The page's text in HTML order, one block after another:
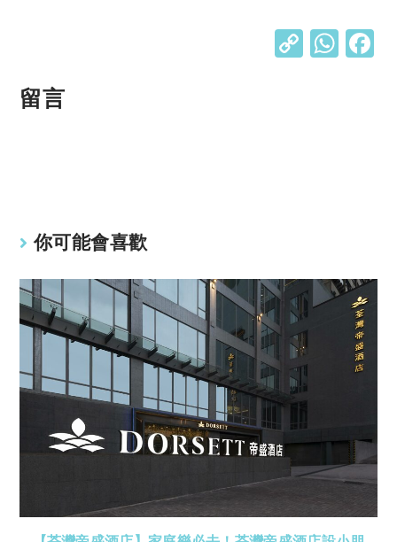
C W
留言
你可能會喜歡